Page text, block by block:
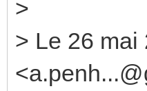
>
> Le 26 mai